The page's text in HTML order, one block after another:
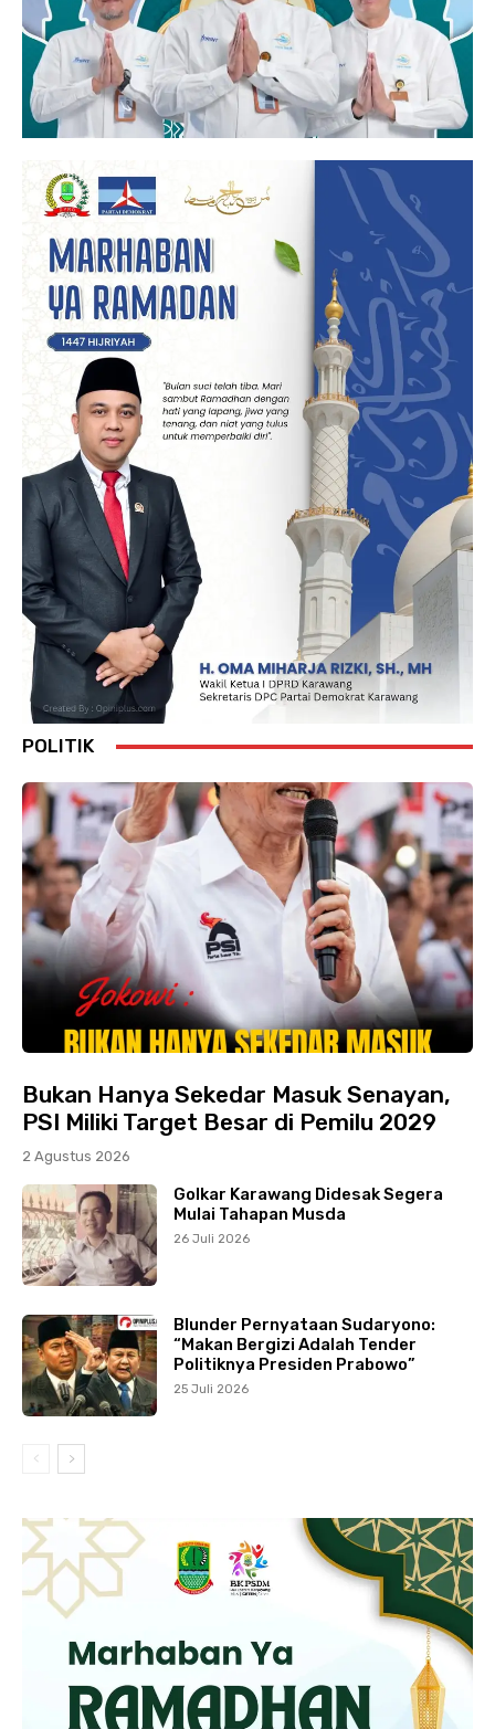
POLITIK
Bukan Hanya Sekedar Masuk Senayan,
PSI Miliki Target Besar di Pemilu 2029
2 Agustus 2026
Golkar Karawang Didesak Segera
Mulai Tahapan Musda
26 Juli 2026
Blunder Pernyataan Sudaryono:
“Makan Bergizi Adalah Tender
Politiknya Presiden Prabowo”
25 Juli 2026